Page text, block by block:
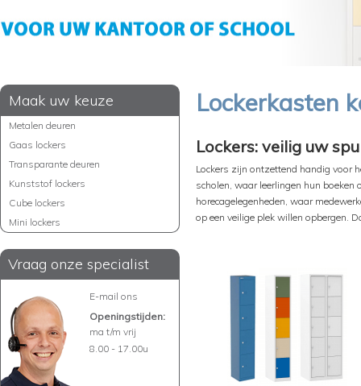
Maak uw keuze
Metalen deuren
Gaas lockers
Transparante deuren
Kunststof lockers
Cube lockers
Mini lockers
Vraag onze specialist
E-mail ons
Openingstijden:
ma t/m vrij
8.00 - 17.00u
Lockerkasten
Lockers: veilig uw
Lockers zijn ontzettend handig voor
scholen, waar leerlingen hun
horecagelegenheden, waar
op een veilige plek willen opbergen.